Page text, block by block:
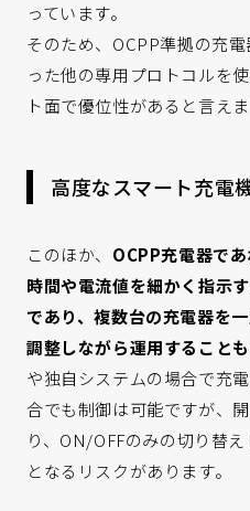
っています。
そのため、OCPP準拠の充
った他の専用プロトコルを
ト面で優位性があると言えま
高度なスマート充電
このほか、 OCPP充電器で
時間や電流値を細かく指示
であり、複数台の充電器を
調整しながら運用することも
や独自システムの場合で充
合でも制御は可能ですが、
り、ON/OFFのみの切り替
となるリスクがあります。